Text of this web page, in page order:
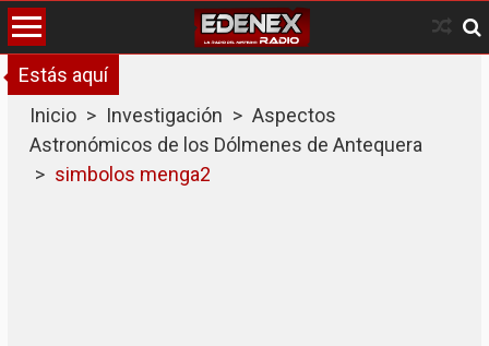
Skip
to
content
Estás aquí
Inicio > Investigación > Aspectos
Astronómicos de los Dólmenes de Antequera
> simbolos menga2